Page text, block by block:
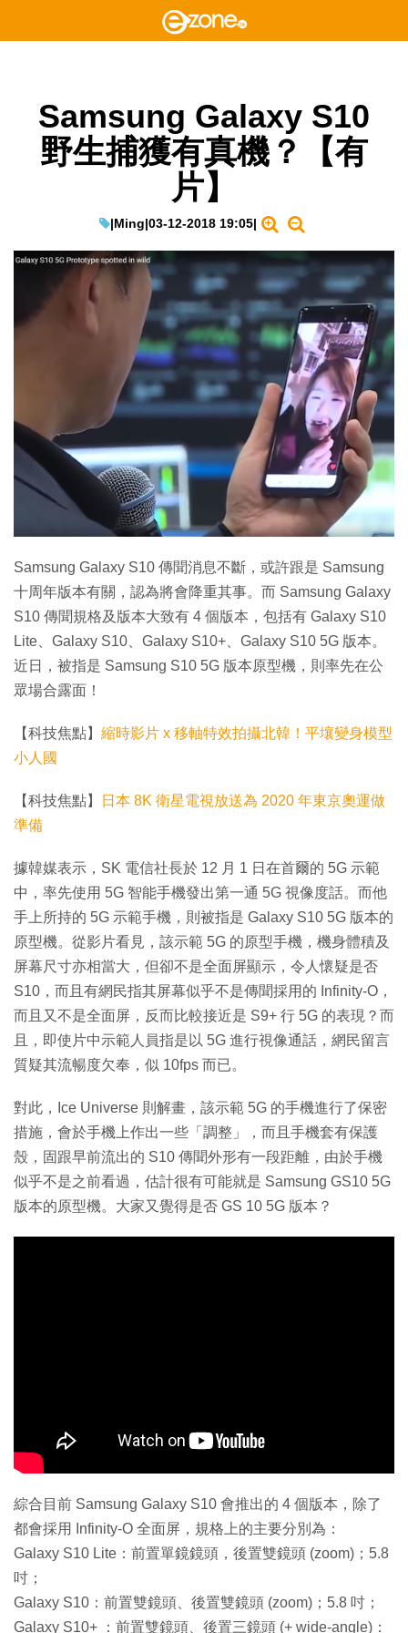
Samsung Galaxy S10
野生捕獲有真機？【有
片】
|Ming|03-12-2018 19:05|
Samsung Galaxy S10 傳聞消息不斷，或許跟是 Samsung
十周年版本有關，認為將會降重其事。而 Samsung Galaxy
S10 傳聞規格及版本大致有 4 個版本，包括有 Galaxy S10
Lite、Galaxy S10、Galaxy S10+、Galaxy S10 5G 版本。
近日，被指是 Samsung S10 5G 版本原型機，則率先在公
眾場合露面！
【科技焦點】 縮時影片 x 移軸特效拍攝北韓！平壤變身模型
小人國
【科技焦點】
日本 8K 衛星電視放送為 2020 年東京奧運做
準備
據韓媒表示，SK 電信社長於 12 月 1 日在首爾的 5G 示範
中，率先使用 5G 智能手機發出第一通 5G 視像度話。而他
手上所持的 5G 示範手機，則被指是 Galaxy S10 5G 版本的
原型機。從影片看見，該示範 5G 的原型手機，機身體積及
屏幕尺寸亦相當大，但卻不是全面屏顯示，令人懷疑是否
S10，而且有網民指其屏幕似乎不是傳聞採用的 Infinity-O，
而且又不是全面屏，反而比較接近是 S9+ 行 5G 的表現？而
且，即使片中示範人員指是以 5G 進行視像通話，網民留言
質疑其流暢度欠奉，似 10fps 而已。
對此，Ice Universe 則解畫，該示範 5G 的手機進行了保密
措施，會於手機上作出一些「調整」，而且手機套有保護
殼，固跟早前流出的 S10 傳聞外形有一段距離，由於手機
似乎不是之前看過，估計很有可能就是 Samsung GS10 5G
版本的原型機。大家又覺得是否 GS 10 5G 版本？
綜合目前 Samsung Galaxy S10 會推出的 4 個版本，除了
都會採用 Infinity-O 全面屏，規格上的主要分別為：
Galaxy S10 Lite：前置單鏡鏡頭，後置雙鏡頭 (zoom)；5.8
吋；
Galaxy S10：前置雙鏡頭、後置雙鏡頭 (zoom)；5.8 吋；
Galaxy S10+ ：前置雙鏡頭、後置三鏡頭 (+ wide-angle)：